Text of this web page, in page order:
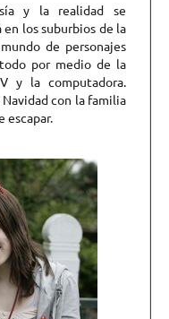
y la realidad se
los suburbios de la
de personajes
por medio de la
y la computadora.
Navidad con la familia
escapar.